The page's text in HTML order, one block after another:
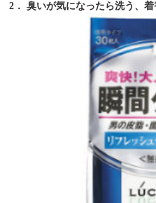
2． 臭いが気になったら洗う、着